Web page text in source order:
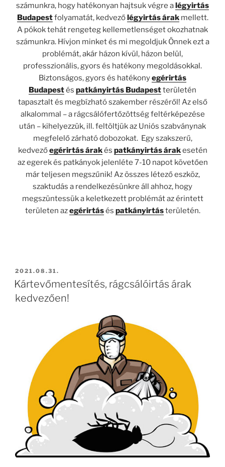
számunkra, hogy hatékonyan hajtsuk végre alégyirtás
Budapestfolyamatát, kedvezőlégyirtás árakmellett.
A pókok tehát rengeteg kellemetlenséget okozhatnak
számunkra. Hívjon minket és mi megoldjuk Önnek ezt a
problémát, akár házon kívül, házon belül,
professzionális, gyors és hatékony megoldásokkal.
Biztonságos, gyors és hatékonyegérirtás
Budapestés patkányirtás Budapestterületén
tapasztalt és megbízható szakember részéről! Az első
alkalommal – a rágcsálófertőzöttség feltérképezése
után – kihelyezzük, ill. feltöltjük az Uniós szabványnak
megfelelő zárható dobozokat. Egy szakszerű,
kedvezőegérirtás árakés patkányirtás árakesetén
az egerek és patkányok jelenléte 7-10 napot követően
már teljesen megszűnik! Az összes létező eszköz,
szaktudás a rendelkezésünkre áll ahhoz, hogy
megszüntessük a keletkezett problémát az érintett
területen azegérirtásés patkányirtásterületén.
BEKÜLDVE:
2021.08.31.
Kártevőmentesítés, rágcsálóirtás árak
kedvezően!